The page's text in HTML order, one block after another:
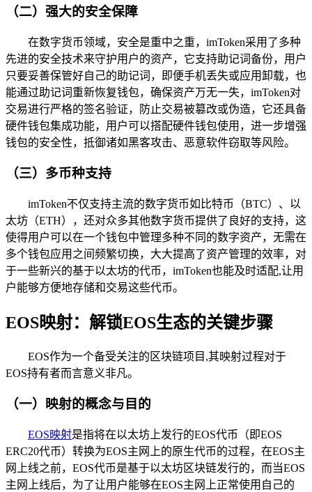
（二）强大的安全保障
在数字货币领域，安全是重中之重，imToken采用了多种
先进的安全技术来守护用户的资产，它支持助记词备份，用户
只要妥善保管好自己的助记词，即便手机丢失或应用卸载，也
能通过助记词重新恢复钱包，确保资产万无一失，imToken对
交易进行严格的签名验证，防止交易被篡改或伪造，它还具备
硬件钱包集成功能，用户可以搭配硬件钱包使用，进一步增强
钱包的安全性，抵御诸如黑客攻击、恶意软件窃取等风险。
（三）多币种支持
imToken不仅支持主流的数字货币如比特币（BTC）、以
太坊（ETH），还对众多其他数字货币提供了良好的支持，这
使得用户可以在一个钱包中管理多种不同的数字资产，无需在
多个钱包应用之间频繁切换，大大提高了资产管理的效率，对
于一些新兴的基于以太坊的代币，imToken也能及时适配,让用
户能够方便地存储和交易这些代币。
EOS映射：解锁EOS生态的关键步骤
EOS作为一个备受关注的区块链项目,其映射过程对于
EOS持有者而言意义非凡。
（一）映射的概念与目的
EOS映射是指将在以太坊上发行的EOS代币（即EOS
ERC20代币）转换为EOS主网上的原生代币的过程，在EOS主
网上线之前，EOS代币是基于以太坊区块链发行的，而当EOS
主网上线后，为了让用户能够在EOS主网上正常使用自己的